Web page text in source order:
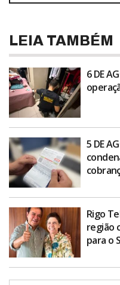
LEIA TAMBÉM
6 DE
5 DE
Rigo
região
para o